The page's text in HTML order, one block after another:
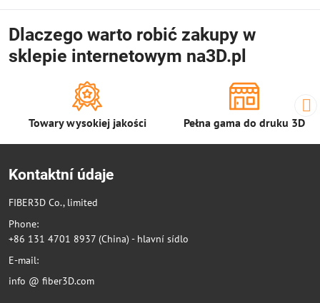
Dlaczego warto robić zakupy w
sklepie internetowym na3D.pl
Towary wysokiej jakości Pełna gama do druku 3D
Kontaktní údaje
FIBER3D Co., limited
Phone:
+86 131 4701 8937 (China) - hlavní sídlo
E-mail:
info @ fiber3D.com